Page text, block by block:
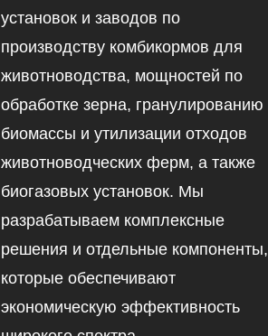
установок и заводов по
производству комбикормов для
животноводства, мощностей по
обработке зерна, гранулированию
биомассы и утилизации отходов
животноводческих ферм, а также
биогазовых установок. Мы
разрабатываем комплексные
решения и отдельные компоненты,
которые обеспечивают
экономическую эффективность